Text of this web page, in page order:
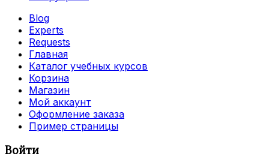
Blog
Experts
Requests
Главная
Каталог учебных курсов
Корзина
Магазин
Мой аккаунт
Оформление заказа
Пример страницы
Войти